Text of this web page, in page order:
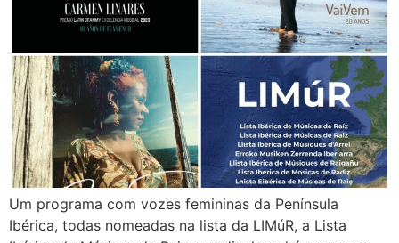
Um programa com vozes femininas da Península
Ibérica, todas nomeadas na lista da LIMúR, a Lista